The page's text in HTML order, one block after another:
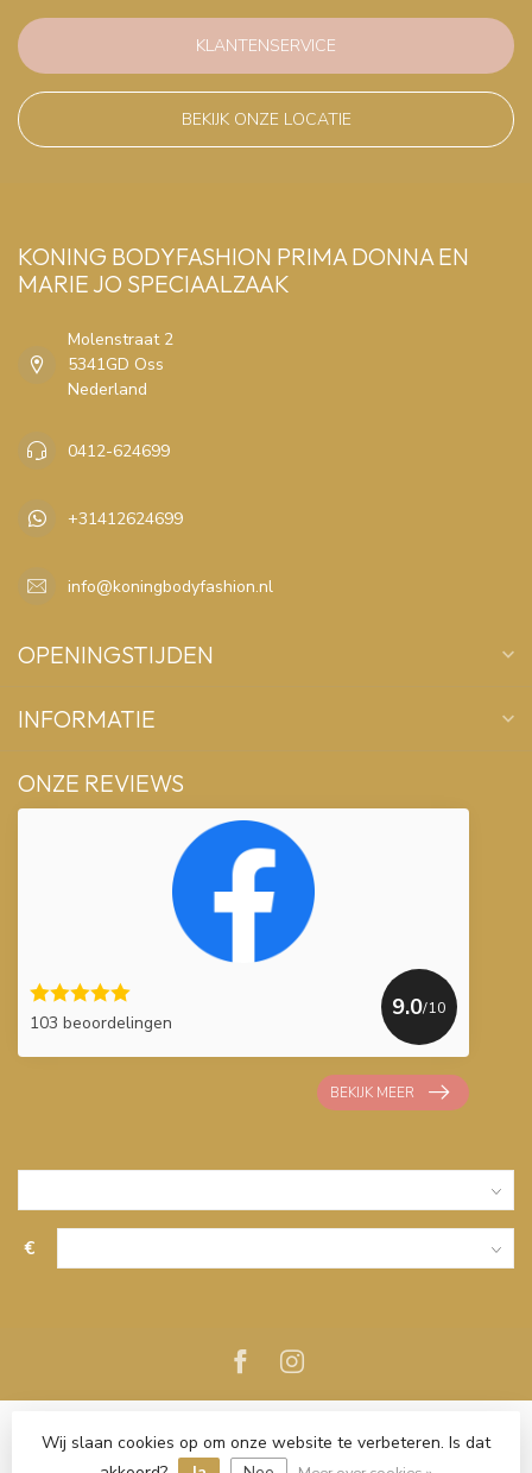
KLANTENSERVICE
BEKIJK ONZE LOCATIE
KONING BODYFASHION PRIMA DONNA EN
MARIE JO SPECIAALZAAK
Molenstraat 2
5341GD Oss
Nederland
0412-624699
+31412624699
info@koningbodyfashion.nl
OPENINGSTIJDEN
INFORMATIE
ONZE REVIEWS
103 beoordelingen
9.0/10
BEKIJK MEER
€
Wij slaan cookies op om onze website te verbeteren. Is dat